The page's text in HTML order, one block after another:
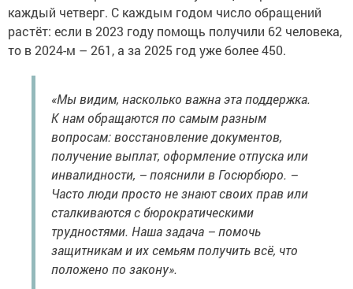
каждый четверг. С каждым годом число обращений
растёт: если в 2023 году помощь получили 62 человека,
то в 2024-м – 261, а за 2025 год уже более 450.
«Мы видим, насколько важна эта поддержка.
К нам обращаются по самым разным
вопросам: восстановление документов,
получение выплат, оформление отпуска или
инвалидности, – пояснили в Госюрбюро. –
Часто люди просто не знают своих прав или
сталкиваются с бюрократическими
трудностями. Наша задача – помочь
защитникам и их семьям получить всё, что
положено по закону».